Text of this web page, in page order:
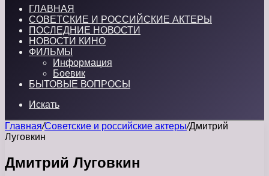
ГЛАВНАЯ
СОВЕТСКИЕ И РОССИЙСКИЕ АКТЕРЫ
ПОСЛЕДНИЕ НОВОСТИ
НОВОСТИ КИНО
ФИЛЬМЫ
Информация
Боевик
БЫТОВЫЕ ВОПРОСЫ
Искать
Главная/Советские и российские актеры/Дмитрий
Луговкин
Дмитрий Луговкин